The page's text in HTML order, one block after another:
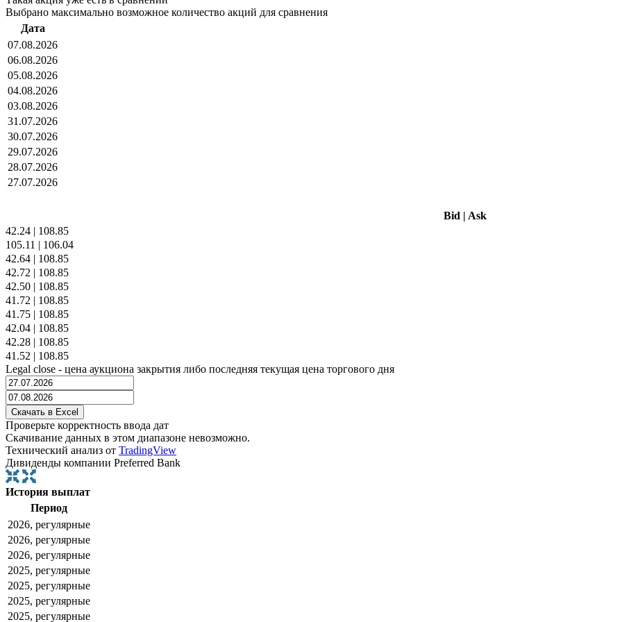
Выбрано максимально возможное количество акций для сравнения
Дата
07.08.2026
06.08.2026
05.08.2026
04.08.2026
03.08.2026
31.07.2026
30.07.2026
29.07.2026
28.07.2026
27.07.2026
Bid | Ask
42.24 | 108.85
105.11 | 106.04
42.64 | 108.85
42.72 | 108.85
42.50 | 108.85
41.72 | 108.85
41.75 | 108.85
42.04 | 108.85
42.28 | 108.85
41.52 | 108.85
Legal close - цена аукциона закрытия либо последняя текущая цена торгового дня
Проверьте корректность ввода дат
Скачивание данных в этом диапазоне невозможно.
Технический анализ от TradingView
Дивиденды компании Preferred Bank
История выплат
Период
2026, регулярные
2026, регулярные
2026, регулярные
2025, регулярные
2025, регулярные
2025, регулярные
2025, регулярные